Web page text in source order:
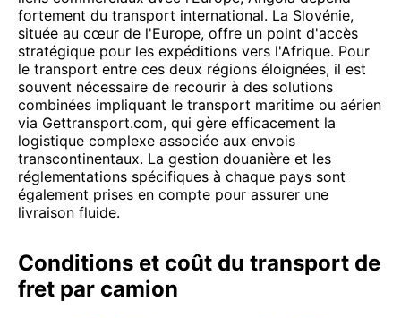
fortement du transport international. La Slovénie,
située au cœur de l'Europe, offre un point d'accès
stratégique pour les expéditions vers l'Afrique. Pour
le transport entre ces deux régions éloignées, il est
souvent nécessaire de recourir à des solutions
combinées impliquant le transport maritime ou aérien
via Gettransport.com, qui gère efficacement la
logistique complexe associée aux envois
transcontinentaux. La gestion douanière et les
réglementations spécifiques à chaque pays sont
également prises en compte pour assurer une
livraison fluide.
Conditions et coût du transport de
fret par camion